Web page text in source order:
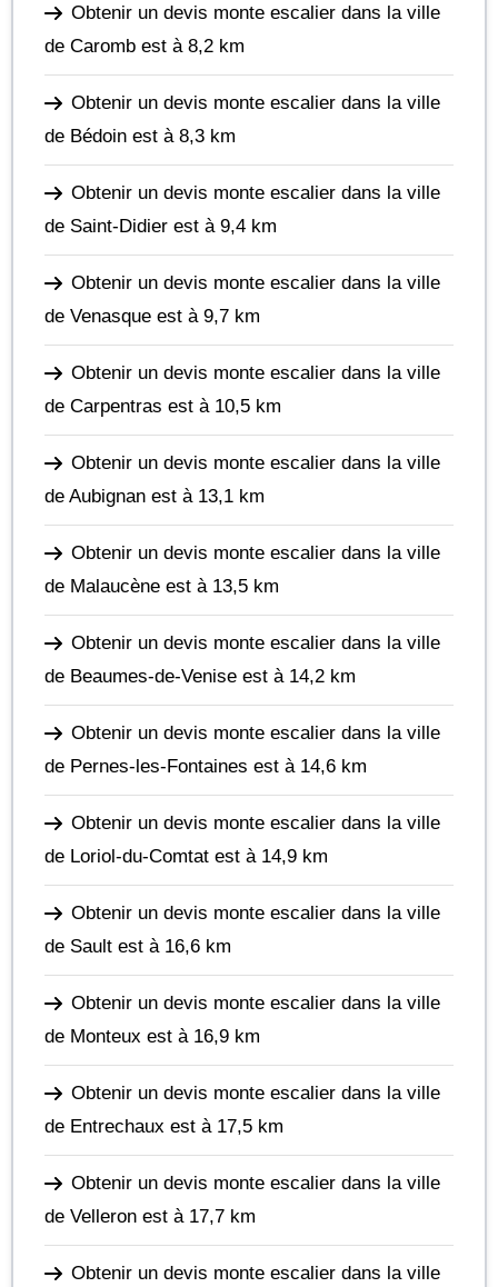
Obtenir un devis monte escalier dans la ville
de Caromb est à 8,2 km
Obtenir un devis monte escalier dans la ville
de Bédoin est à 8,3 km
Obtenir un devis monte escalier dans la ville
de Saint-Didier est à 9,4 km
Obtenir un devis monte escalier dans la ville
de Venasque est à 9,7 km
Obtenir un devis monte escalier dans la ville
de Carpentras est à 10,5 km
Obtenir un devis monte escalier dans la ville
de Aubignan est à 13,1 km
Obtenir un devis monte escalier dans la ville
de Malaucène est à 13,5 km
Obtenir un devis monte escalier dans la ville
de Beaumes-de-Venise est à 14,2 km
Obtenir un devis monte escalier dans la ville
de Pernes-les-Fontaines est à 14,6 km
Obtenir un devis monte escalier dans la ville
de Loriol-du-Comtat est à 14,9 km
Obtenir un devis monte escalier dans la ville
de Sault est à 16,6 km
Obtenir un devis monte escalier dans la ville
de Monteux est à 16,9 km
Obtenir un devis monte escalier dans la ville
de Entrechaux est à 17,5 km
Obtenir un devis monte escalier dans la ville
de Velleron est à 17,7 km
Obtenir un devis monte escalier dans la ville